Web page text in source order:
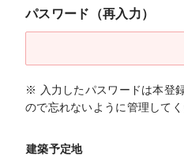
パスワード（再入力）
※ 入力したパスワードは本登
ので忘れないように管理してく
建築予定地